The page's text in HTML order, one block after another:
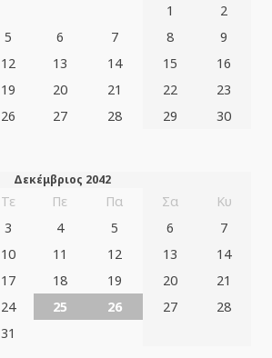
1
2
5 6 7 8
9
12 13 14 15
16
19 20 21 22
23
26 27 28 29 30
Δεκέμβριος 2042
Τε Πε Πα Σα
Κυ
3 4 5 6
7
10 11 12 13
14
17 18 19 20
21
24 25 26 27
28
31